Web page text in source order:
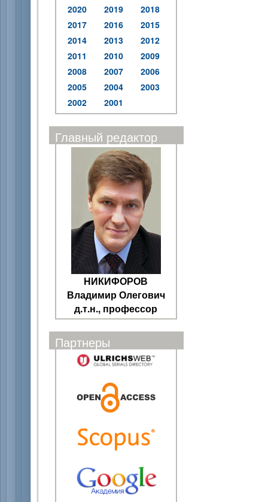
2020
2019
2018
2017
2016
2015
2014
2013
2012
2011
2010
2009
2008
2007
2006
2005
2004
2003
2002
2001
Главный редактор
НИКИФОРОВ
Владимир Олегович
д.т.н., профессор
Партнеры